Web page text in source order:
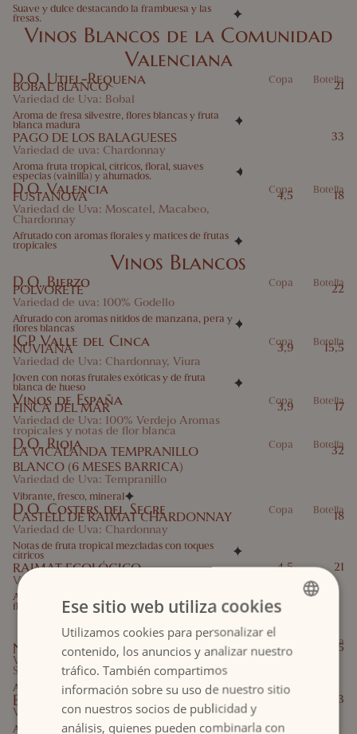
Suave y dulce destacando la frambuesa y las
fresas.
Vinos Blancos de la Comunidad
Valenciana
D.O. Utiel-Requena Copa Botella
BOBAL BLANCO
Variedad de Uva: Bobal
Aroma de fresa silvestre, flores blancas y fruta
blanca madura
21
PAGO DE LOS BALAGUESES
Variedad de uva: Chardonnay
Aroma fruta tropical, cítricos, floral, suaves
especias (vainilla) y ahumados.
33
D.O. Valencia Copa Botella
FUSTANOVA
Variedad de Uva: Moscatel, Macabeo,
Chardonnay
Afrutado con aromas florales y matices de frutas
tropicales
4,5 18
Vinos Blancos
D.O. Bierzo Copa Botella
POLVORETE
Variedad de uva: 100% Godello
Afrutado con aromas nítidos de manzana, pera y
flores blancas
22
IGP Valle del Cinca Copa Botella
NUVIANA
Variedad de Uva: Chardonnay, Viura
Joven con notas frutales exóticas y de fruta
blanca de hueso
3,9 15,5
Vinos de España Copa Botella
FINCA DEL MAR
Variedad de Uva: 100% Verdejo Aromas
tropicales y notas de flor blanca
3,9 17
D.O. Rioja Copa Botella
LA VICALANDA TEMPRANILLO
BLANCO (6 MESES BARRICA)
Variedad de Uva: Tempranillo
Vibrante, fresco, mineral
32
D.O. Costers del Segre Copa Botella
CASTELL DE RAIMAT CHARDONNAY
Variedad de Uva: Chardonnay
Notas de fruta tropical mezcladas con toques
cítricos
18
RAIMAT ECOLÓGICO
Variedad de Uva: 100% Albariño
Aromas a frutas tropicales, cítricos y notas de
flores blancas
4,5 21
Vinos Rosados
Botella
NUVIANA
Variedad de Uva: Tempranillo, Cabernet
Sauvignon
Afrutado, con notas a frambuesa, fresa y cereza
3,9 15,5
BOBAL ROSA
Variedad uva: Bobal
Aromas de rosa, frutas rojas y pomelo.
23
SPANISH
ENGLISH
Ese sitio web utiliza cookies
Utilizamos cookies para personalizar el
contenido, los anuncios y analizar nuestro
tráfico. También compartimos
información sobre su uso de nuestro sitio
con nuestros socios de publicidad y
análisis, quienes pueden combinarla con